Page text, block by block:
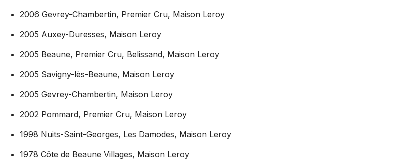
2006 Gevrey-Chambertin, Premier Cru, Maison Leroy
2005 Auxey-Duresses, Maison Leroy
2005 Beaune, Premier Cru, Belissand, Maison Leroy
2005 Savigny-lès-Beaune, Maison Leroy
2005 Gevrey-Chambertin, Maison Leroy
2002 Pommard, Premier Cru, Maison Leroy
1998 Nuits-Saint-Georges, Les Damodes, Maison Leroy
1978 Côte de Beaune Villages, Maison Leroy